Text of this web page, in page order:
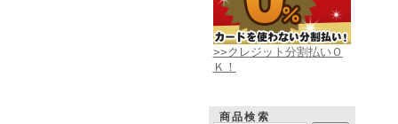
>>クレジット分割払いＯ
Ｋ！
商品検索